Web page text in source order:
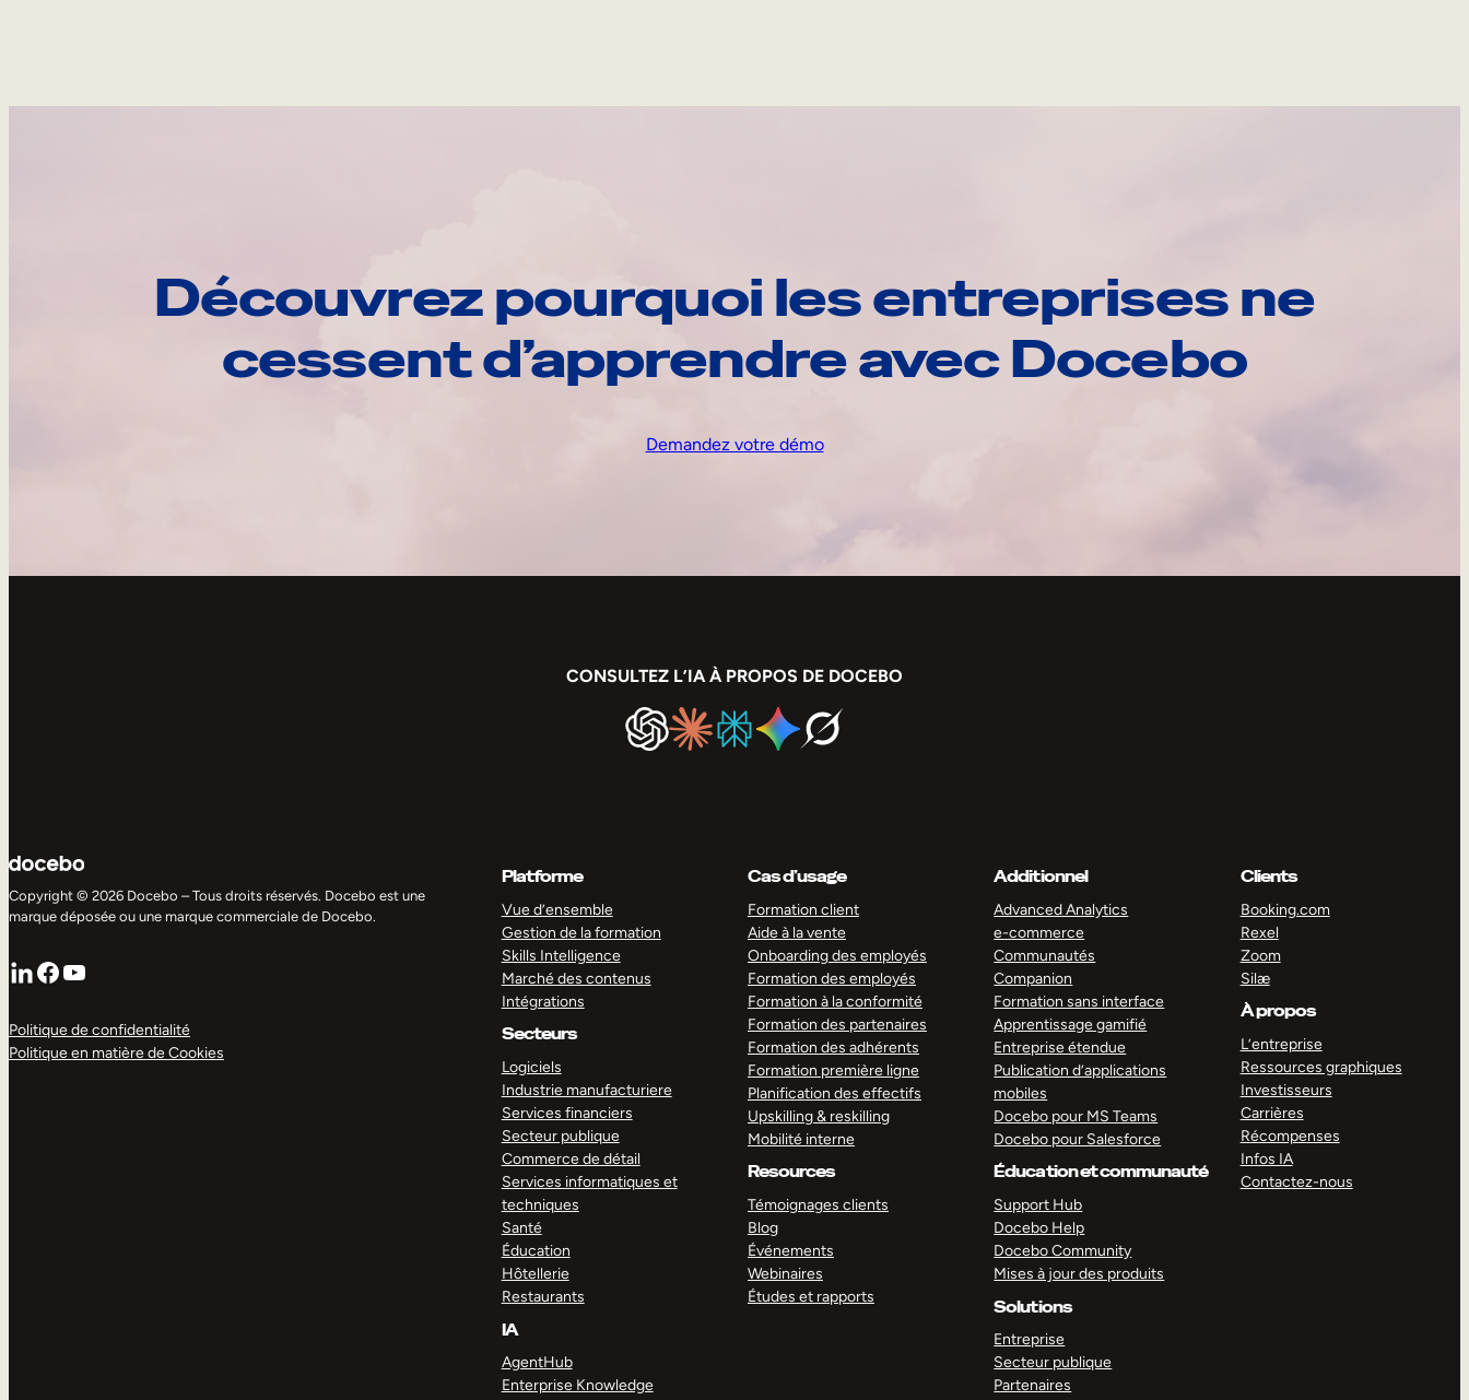
Découvrez pourquoi les entreprises ne
cessent d’apprendre avec Docebo
Demandez votre démo
CONSULTEZ L’IA À PROPOS DE DOCEBO
Copyright © 2026 Docebo – Tous droits réservés. Docebo est une
marque déposée ou une marque commerciale de Docebo.
LinkedIn
Facebook
YouTube
Politique de confidentialité
Politique en matière de Cookies
Platforme
Vue d’ensemble
Gestion de la formation
Skills Intelligence
Marché des contenus
Intégrations
Secteurs
Logiciels
Industrie manufacturiere
Services financiers
Secteur publique
Commerce de détail
Services informatiques et
techniques
Santé
Éducation
Hôtellerie
Restaurants
IA
AgentHub
Enterprise Knowledge
Cas d’usage
Formation client
Aide à la vente
Onboarding des employés
Formation des employés
Formation à la conformité
Formation des partenaires
Formation des adhérents
Formation première ligne
Planification des effectifs
Upskilling & reskilling
Mobilité interne
Resources
Témoignages clients
Blog
Événements
Webinaires
Études et rapports
Additionnel
Advanced Analytics
e-commerce
Communautés
Companion
Formation sans interface
Apprentissage gamifié
Entreprise étendue
Publication d’applications
mobiles
Docebo pour MS Teams
Docebo pour Salesforce
Éducation et communauté
Support Hub
Docebo Help
Docebo Community
Mises à jour des produits
Solutions
Entreprise
Secteur publique
Partenaires
Clients
Booking.com
Rexel
Zoom
Silæ
À propos
L’entreprise
Ressources graphiques
Investisseurs
Carrières
Récompenses
Infos IA
Contactez-nous